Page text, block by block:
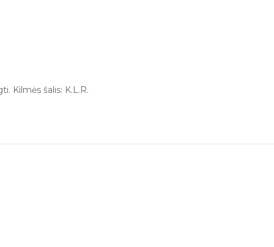
Kilmės šalis: K.L.R.